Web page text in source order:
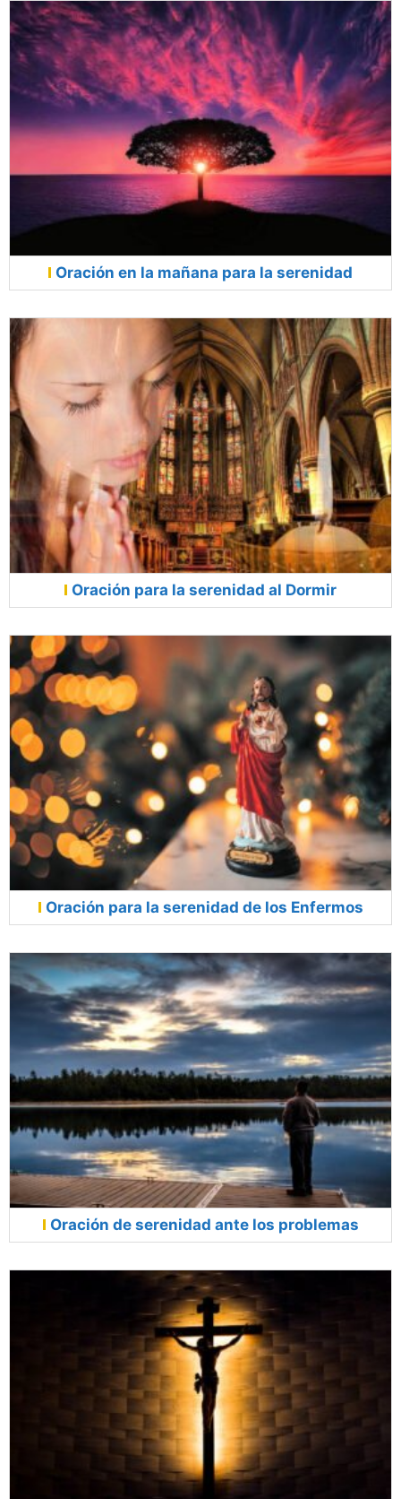
Oración en la mañana para la serenidad
Oración para la serenidad al Dormir
Oración para la serenidad de los Enfermos
Oración de serenidad ante los problemas